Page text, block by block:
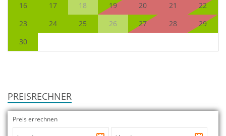
16
17 18 19 20 21
22
23
24 25 26 27 28
29
30
PREISRECHNER
Preis errechnen